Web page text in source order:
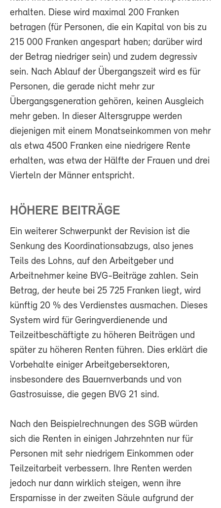
erhalten. Diese wird maximal 200 Franken
betragen (für Personen, die ein Kapital von bis zu
215 000 Franken angespart haben; darüber wird
der Betrag niedriger sein) und zudem degressiv
sein. Nach Ablauf der Übergangszeit wird es für
Personen, die gerade nicht mehr zur
Übergangsgeneration gehören, keinen Ausgleich
mehr geben. In dieser Altersgruppe werden
diejenigen mit einem Monatseinkommen von mehr
als etwa 4500 Franken eine niedrigere Rente
erhalten, was etwa der Hälfte der Frauen und drei
Vierteln der Männer entspricht.
HÖHERE BEITRÄGE
Ein weiterer Schwerpunkt der Revision ist die
Senkung des Koordinationsabzugs, also jenes
Teils des Lohns, auf den Arbeitgeber und
Arbeitnehmer keine BVG-Beiträge zahlen. Sein
Betrag, der heute bei 25 725 Franken liegt, wird
künftig 20 % des Verdienstes ausmachen. Dieses
System wird für Geringverdienende und
Teilzeitbeschäftigte zu höheren Beiträgen und
später zu höheren Renten führen. Dies erklärt die
Vorbehalte einiger Arbeitgebersektoren,
insbesondere des Bauernverbands und von
Gastrosuisse, die gegen BVG 21 sind.
Nach den Beispielrechnungen des SGB würden
sich die Renten in einigen Jahrzehnten nur für
Personen mit sehr niedrigem Einkommen oder
Teilzeitarbeit verbessern. Ihre Renten werden
jedoch nur dann wirklich steigen, wenn ihre
Ersparnisse in der zweiten Säule aufgrund der